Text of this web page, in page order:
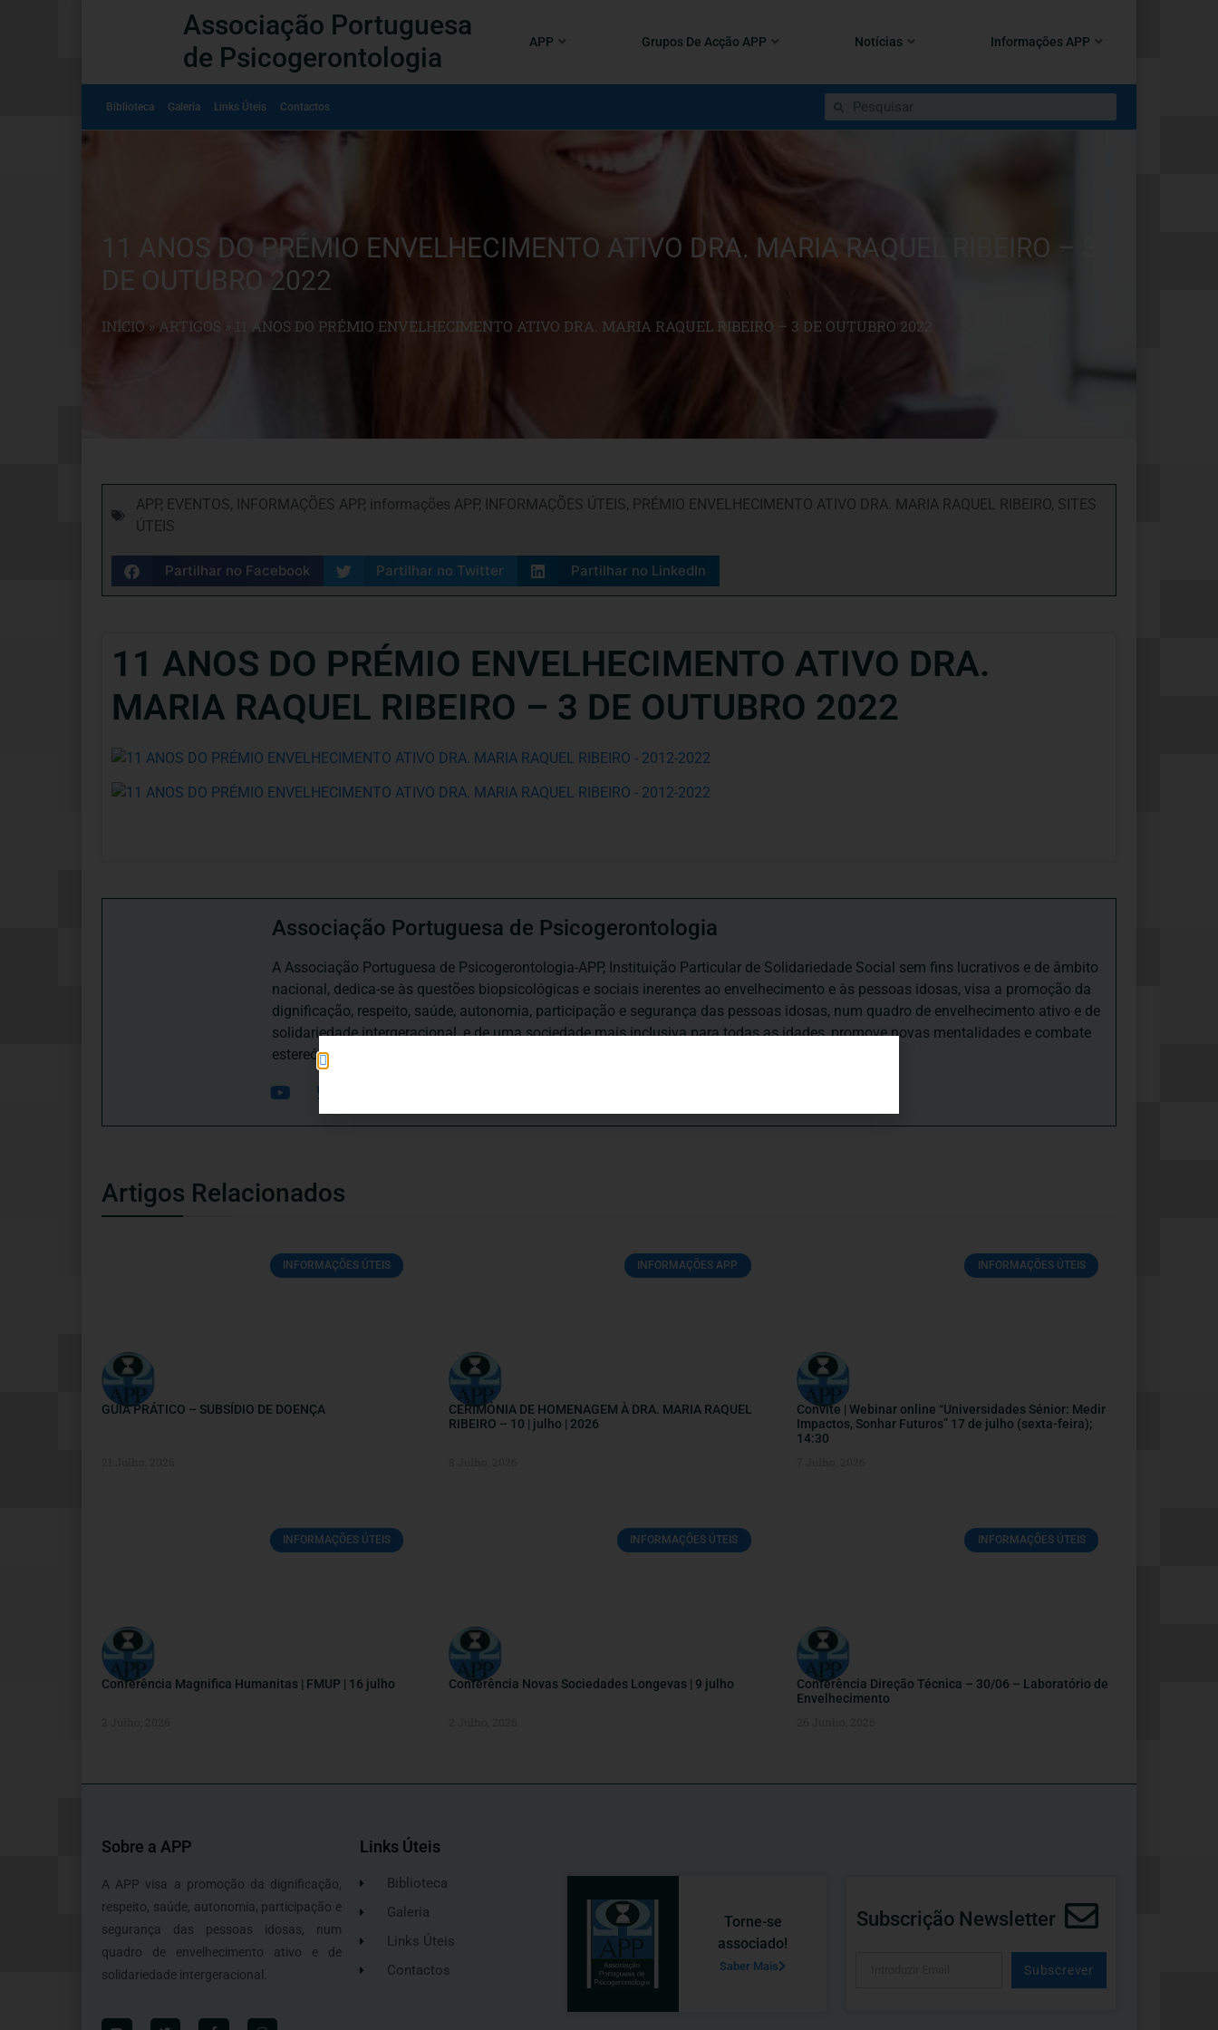
Associação Portuguesa
de Psicogerontologia
APP Grupos De Acção APP Notícias Informações APP
Biblioteca Galeria Links Úteis Contactos
11 ANOS DO PRÉMIO ENVELHECIMENTO ATIVO DRA. MARIA RAQUEL RIBEIRO – 3
DE OUTUBRO 2022
INÍCIO » ARTIGOS 11 ANOS DO PRÉMIO ENVELHECIMENTO ATIVO DRA. MARIA RAQUEL RIBEIRO – 3 DE OUTUBRO 2022
APP, EVENTOS, INFORMAÇÕES APP, informações APP, INFORMAÇÕES ÚTEIS, PRÉMIO ENVELHECIMENTO ATIVO DRA. MARIA RAQUEL RIBEIRO, SITES
ÚTEIS
Partilhar no Facebook Partilhar no Twitter Partilhar no LinkedIn
11 ANOS DO PRÉMIO ENVELHECIMENTO ATIVO DRA.
MARIA RAQUEL RIBEIRO – 3 DE OUTUBRO 2022
Associação Portuguesa de Psicogerontologia
A Associação Portuguesa de Psicogerontologia-APP, Instituição Particular de Solidariedade Social sem fins lucrativos e de âmbito
nacional, dedica-se às questões biopsicológicas e sociais inerentes ao envelhecimento e às pessoas idosas, visa a promoção da
dignificação, respeito, saúde, autonomia, participação e segurança das pessoas idosas, num quadro de envelhecimento ativo e de
solidariedade intergeracional, e de uma sociedade mais inclusiva para todas as idades, promove novas mentalidades e combate
estereótipos negativos relativamente à idade e ao envelhecimento.
Artigos Relacionados
INFORMAÇÕES ÚTEIS
GUIA PRÁTICO – SUBSÍDIO DE DOENÇA
INFORMAÇÕES APP
CERIMÓNIA DE HOMENAGEM À DRA. MARIA RAQUEL
RIBEIRO – 10 | julho | 2026
INFORMAÇÕES ÚTEIS
Convite | Webinar online “Universidades Sénior: Medir
Impactos, Sonhar Futuros” 17 de julho (sexta-feira);
14:30
INFORMAÇÕES ÚTEIS
Conferência Magnifica Humanitas | FMUP | 16 julho
INFORMAÇÕES ÚTEIS
Conferência Novas Sociedades Longevas | 9 julho
INFORMAÇÕES ÚTEIS
Conferência Direção Técnica – 30/06 – Laboratório de
Envelhecimento
Sobre a APP
A APP visa a promoção da dignificação,
respeito, saúde, autonomia, participação e
segurança das pessoas idosas, num
quadro de envelhecimento ativo e de
solidariedade intergeracional.
Links Úteis
Biblioteca
Galeria
Links Úteis
Contactos
Torne-se
associado!
Saber Mais
Subscrição Newsletter
Subscrever